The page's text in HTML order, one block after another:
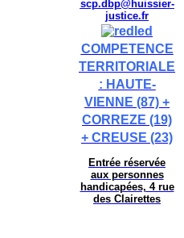
scp.dbp@huissier-
justice.fr
COMPETENCE
TERRITORIALE
: HAUTE-
VIENNE (87) +
CORREZE (19)
+ CREUSE (23)
Entrée réservée
aux personnes
handicapées, 4 rue
des Clairettes